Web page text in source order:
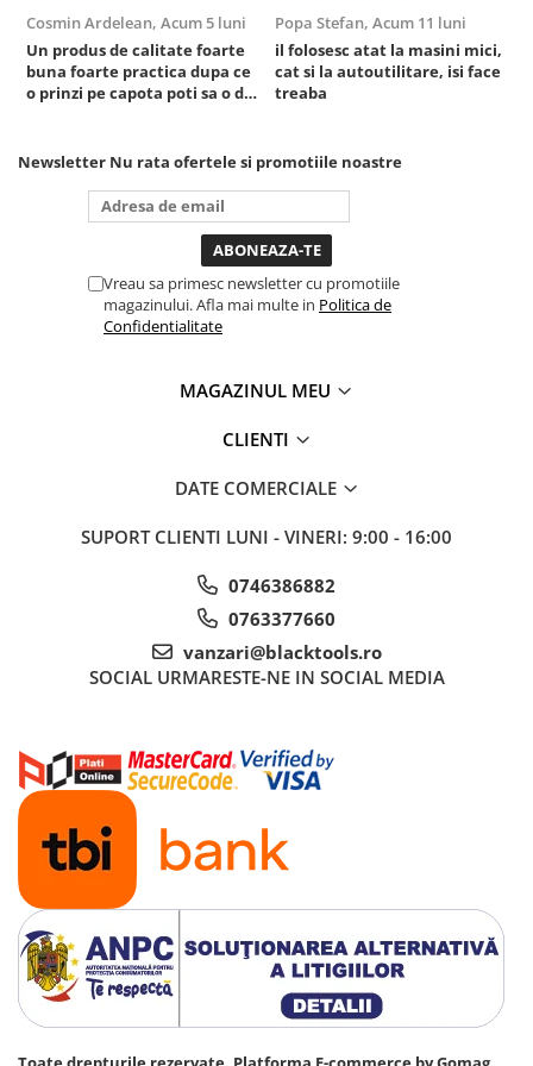
Sisteme de ridicare si sustinere
Capre Auto
Cricuri Hidraulice
Truse de biti
Truse de surubelnite
Vulcanizare
Masini de echilibrat roti
Piese de schimb
Cosmin Ardelean, Acum 5 luni
Un produs de calitate foarte
buna foarte practica dupa ce
o prinzi pe capota poti sa o dai
puternica si de la baterie care
tine destul de mult dar daca o
bagi la priza nu mai ai treaba
toata ziua ,ce...
Popa Stefan, Acum 11 luni
il folosesc atat la masini mici,
cat si la autoutilitare, isi face
treaba
Newsletter Nu rata ofertele si promotiile noastre
Vreau sa primesc newsletter cu promotiile
magazinului. Afla mai multe in Politica de
Confidentialitate
MAGAZINUL MEU
CLIENTI
DATE COMERCIALE
SUPORT CLIENTI LUNI - VINERI: 9:00 - 16:00
0746386882
0763377660
vanzari@blacktools.ro
SOCIAL URMARESTE-NE IN SOCIAL MEDIA